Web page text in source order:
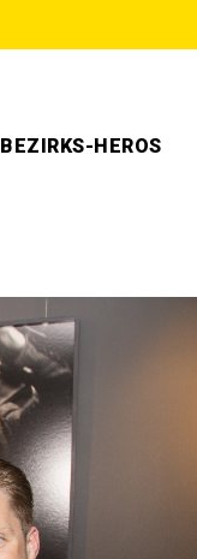
BEZIRKS-HEROS